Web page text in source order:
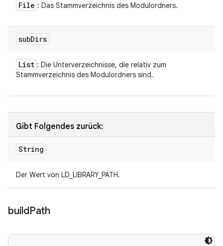
File : Das Stammverzeichnis des Modulordners.
subDirs
List : Die Unterverzeichnisse, die relativ zum
Stammverzeichnis des Modulordners sind.
Gibt Folgendes zurück:
String
Der Wert von LD_LIBRARY_PATH.
buildPath